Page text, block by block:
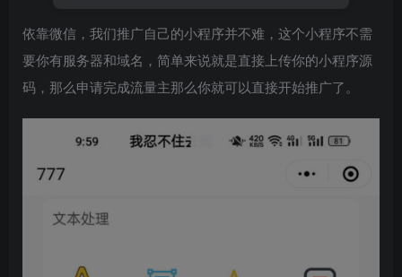
依靠微信，我们推广自己的小程序并不难，这个小程序不需
要你有服务器和域名，简单来说就是直接上传你的小程序源
码，那么申请完成流量主那么你就可以直接开始推广了。